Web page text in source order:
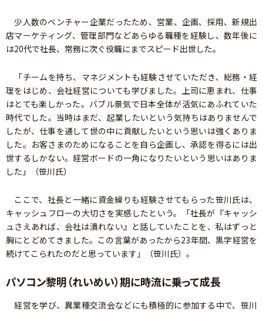
少人数のベンチャー企業だったため、営業、企画、採用、新規出
店マーケティング、管理部門などあらゆる職種を経験し、数年後に
は20代で社長、常務に次ぐ役職にまでスピード出世した。
「チームを持ち、マネジメントも経験させていただき、総務・経
理をはじめ、会社経営についても学びました。上司に恵まれ、仕事
はとても楽しかった。バブル景気で日本全体が活気にあふれていた
時代でした。当時はまだ、起業したいという気持ちはありませんで
したが、仕事を通して世の中に貢献したいという思いは強くありま
した。お客さまのためになることを自ら企画し、承認を得るには出
世するしかない。経営ボードの一角になりたいという思いはありま
した」（笹川氏）
ここで、社長と一緒に資金繰りも経験させてもらった笹川氏は、
キャッシュフローの大切さを実感したという。「社長が『キャッシ
ュさえあれば、会社は潰れない』と話していたことを、私はずっと
胸にとどめてきました。この言葉があったから23年間、黒字経営を
続けてこられたのだと思っています」（笹川氏）。
パソコン黎明（れいめい）期に時流に乗って成長
経営を学び、異業種交流会などにも積極的に参加する中で、笹川